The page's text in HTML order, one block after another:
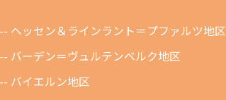
ヘッセン＆ラインラント＝プファルツ地区
バーデン＝ヴュルテンベルク地区
バイエルン地区